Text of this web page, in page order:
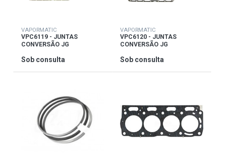
VAPORMATIC
VPC6119 - JUNTAS
CONVERSÃO JG
Sob consulta
VAPORMATIC
VPC6120 - JUNTAS
CONVERSÃO JG
Sob consulta